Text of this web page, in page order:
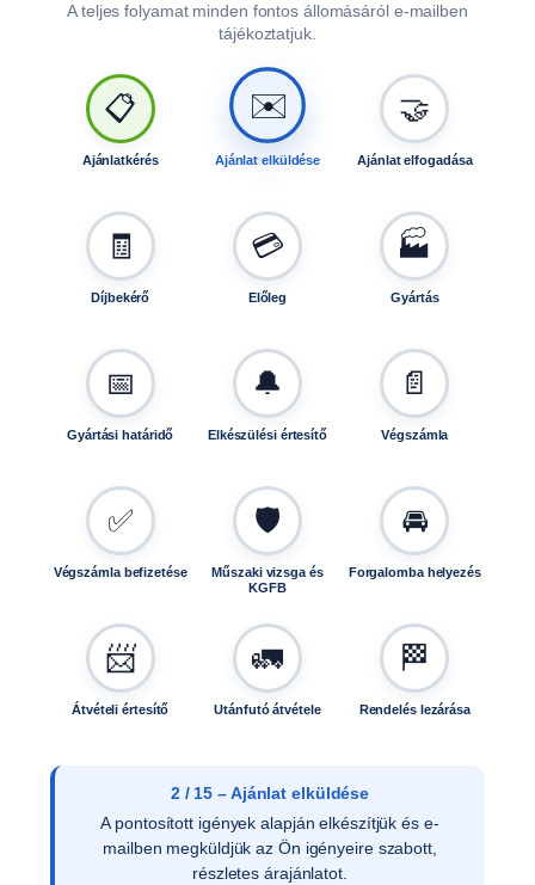
A teljes folyamat minden fontos állomásáról e-mailben
tájékoztatjuk.
📋
Ajánlatkérés
✉️
Ajánlat elküldése
🤝
Ajánlat elfogadása
🧾
Díjbekérő
💳
Előleg
🏭
Gyártás
📅
Gyártási határidő
🔔
Elkészülési értesítő
📄
Végszámla
✅
Végszámla befizetése
🛡️
Műszaki vizsga és
KGFB
🚘
Forgalomba helyezés
📨
Átvételi értesítő
🚛
Utánfutó átvétele
🏁
Rendelés lezárása
3 / 15 – Ajánlat elfogadása
Az ajánlat írásos elfogadását követően ellenőrizzük
a vevői adatokat, és rendelését rögzítjük
rendszerünkben.